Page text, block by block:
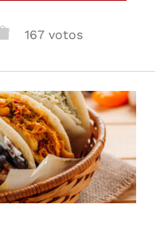
167 votos